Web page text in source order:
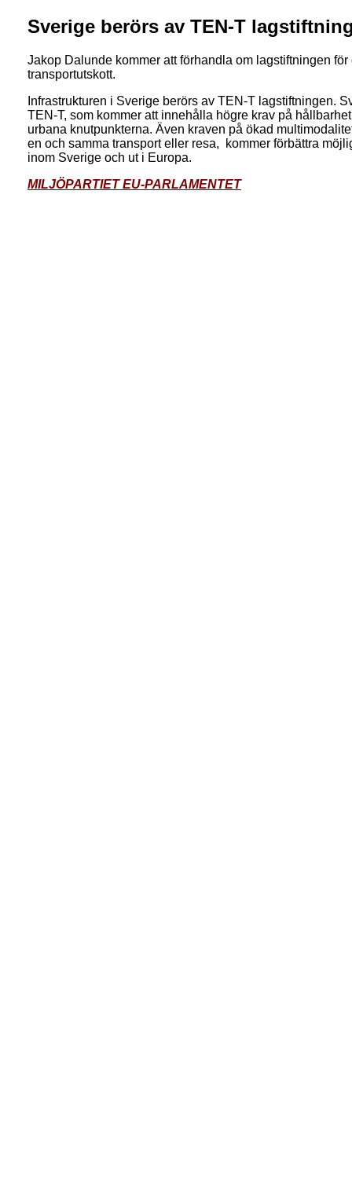
Sverige berörs av TEN-T
Jakop Dalunde kommer att förhandla om lagstiftningen
transportutskott.
Infrastrukturen i Sverige berörs av TEN-T lagstiftningen.
TEN-T, som kommer att innehålla högre krav på
urbana knutpunkterna. Även kraven på ökad
en och samma transport eller resa,
kommer förbättra
inom Sverige och ut i Europa.
MILJÖPARTIET EU-PARLAMENTET